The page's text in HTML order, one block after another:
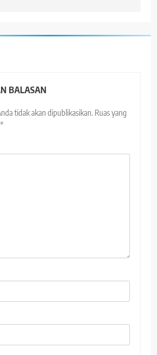
BALASAN
tidak akan dipublikasikan. Ruas yang
*